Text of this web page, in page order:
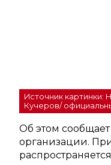
Источник картинки:
Кучеров/
Об этом
организации.